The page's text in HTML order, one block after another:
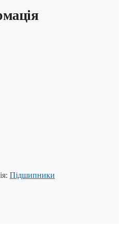
Підшипники